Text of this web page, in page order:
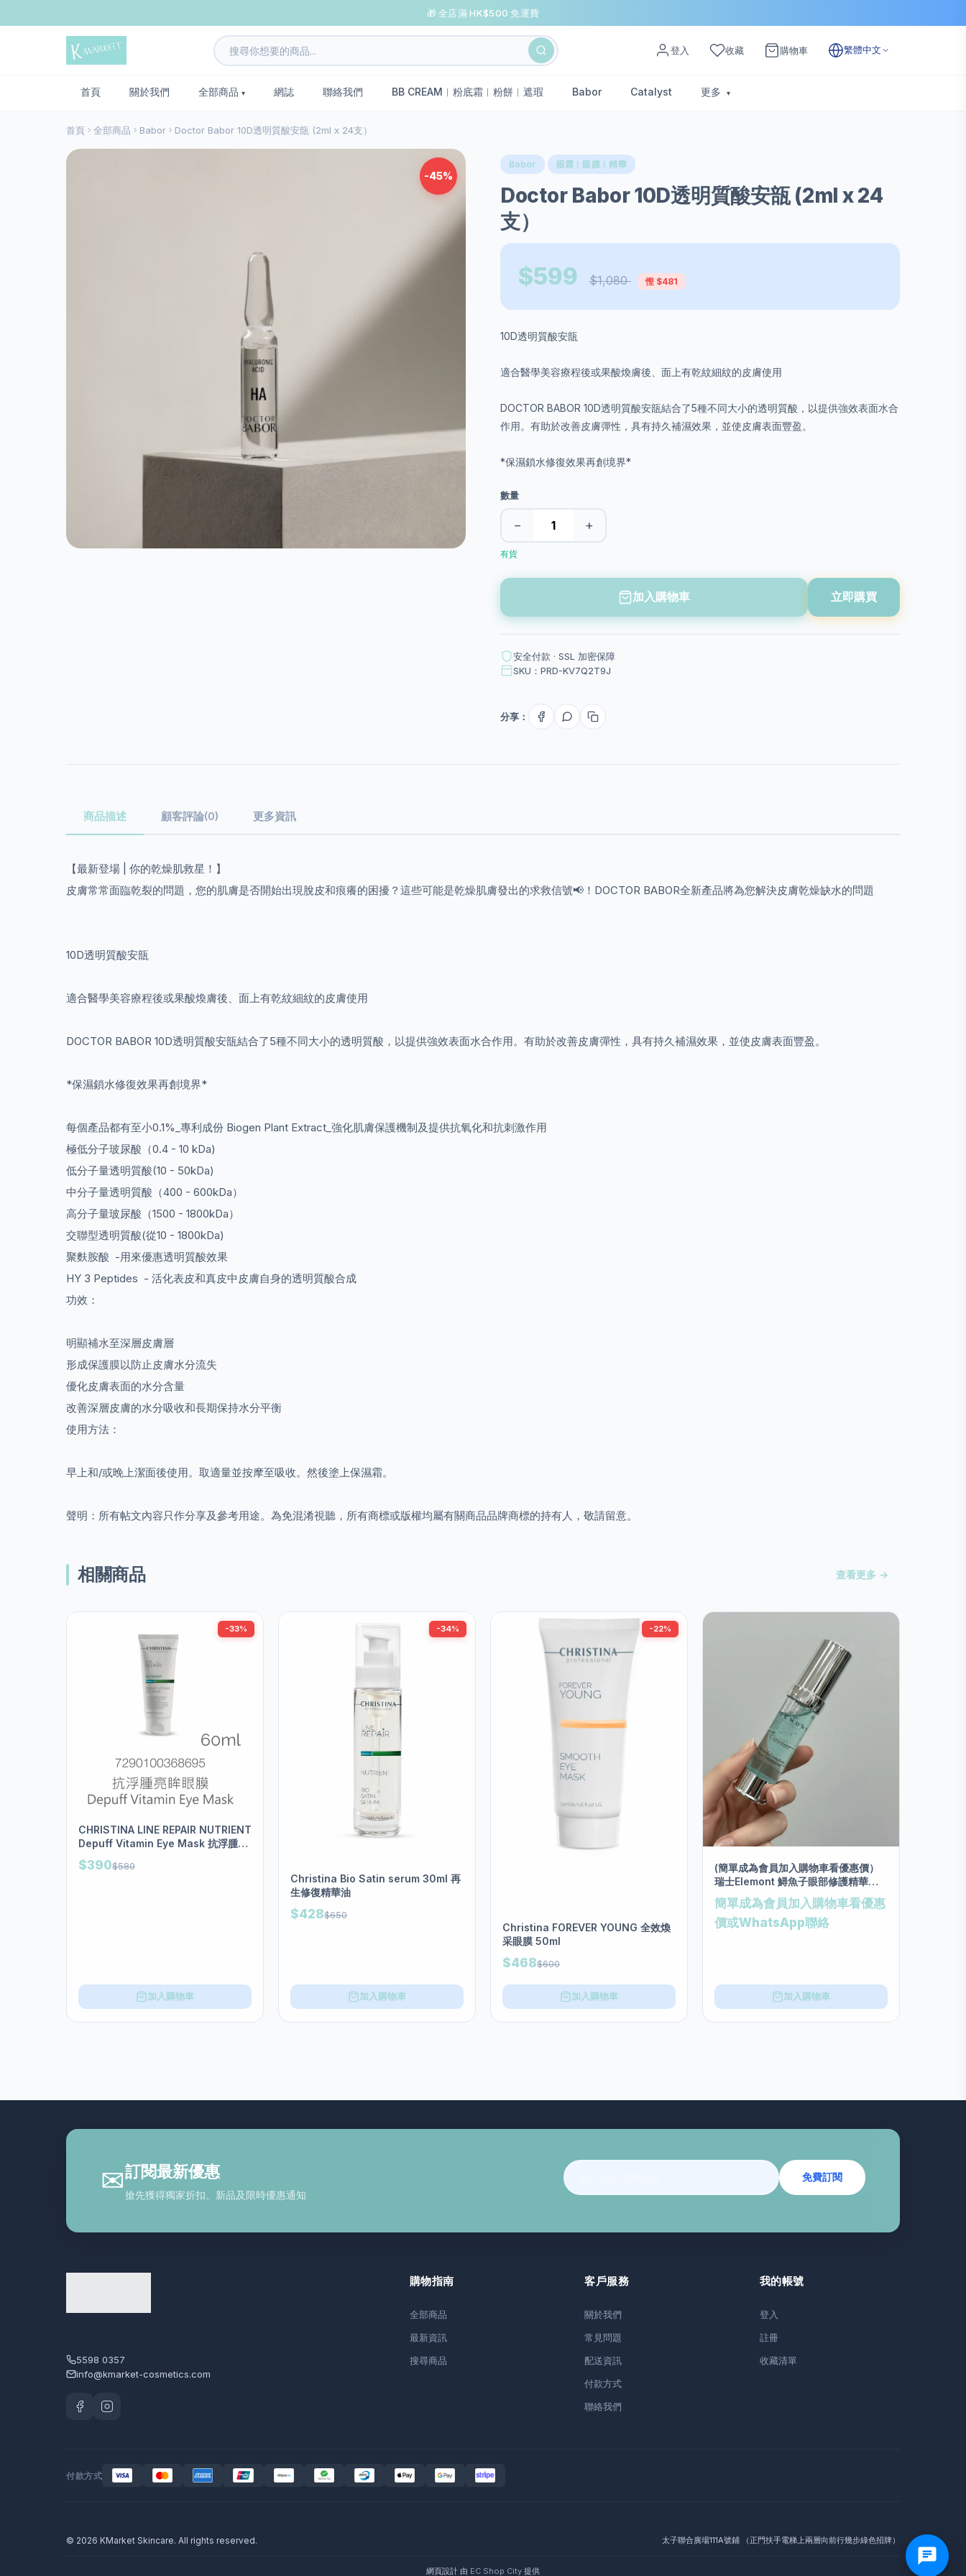
🎁 全店滿 HK$500 免運費
登入 收藏 購物車 繁體中文
首頁 關於我們 全部商品 網誌 聯絡我們 BB CREAM︱粉底霜︱粉餅︱遮瑕 Babor Catalyst 更多
首頁 全部商品 Babor Doctor Babor 10D透明質酸安瓿 (2ml x 24支）
-45%
Babor 眼霜︱眼膜︱精華
Doctor Babor 10D透明質酸安瓿 (2ml x 24
支）
$599 $1,080 慳 $481
10D透明質酸安瓿
適合醫學美容療程後或果酸煥膚後、面上有乾紋細紋的皮膚使用
DOCTOR BABOR 10D透明質酸安瓿結合了5種不同大小的透明質酸，以提供強效表面水合
作用。有助於改善皮膚彈性，具有持久補濕效果，並使皮膚表面豐盈。
*保濕鎖水修復效果再創境界*
數量
− +
有貨
加入購物車 立即購買
安全付款 · SSL 加密保障
SKU：PRD-KV7Q2T9J
分享：
商品描述 顧客評論(0) 更多資訊
【最新登場 | 你的乾燥肌救星！】
皮膚常常面臨乾裂的問題，您的肌膚是否開始出現脫皮和痕癢的困擾？這些可能是乾燥肌膚發出的求救信號📢！DOCTOR BABOR全新產品將為您解決皮膚乾燥缺水的問題
10D透明質酸安瓿
適合醫學美容療程後或果酸煥膚後、面上有乾紋細紋的皮膚使用
DOCTOR BABOR 10D透明質酸安瓿結合了5種不同大小的透明質酸，以提供強效表面水合作用。有助於改善皮膚彈性，具有持久補濕效果，並使皮膚表面豐盈。
*保濕鎖水修復效果再創境界*
每個產品都有至小0.1%_專利成份 Biogen Plant Extract_強化肌膚保護機制及提供抗氧化和抗刺激作用
極低分子玻尿酸（0.4 - 10 kDa)
低分子量透明質酸(10 - 50kDa)
中分子量透明質酸（400 - 600kDa）
高分子量玻尿酸（1500 - 1800kDa）
交聯型透明質酸(從10 - 1800kDa)
聚麩胺酸 -用來優惠透明質酸效果
HY 3 Peptides - 活化表皮和真皮中皮膚自身的透明質酸合成
功效：
明顯補水至深層皮膚層
形成保護膜以防止皮膚水分流失
優化皮膚表面的水分含量
改善深層皮膚的水分吸收和長期保持水分平衡
使用方法：
早上和/或晚上潔面後使用。取適量並按摩至吸收。然後塗上保濕霜。
聲明：所有帖文內容只作分享及參考用途。為免混淆視聽，所有商標或版權均屬有關商品品牌商標的持有人，敬請留意。
相關商品 查看更多 →
-33%
CHRISTINA LINE REPAIR NUTRIENT
Depuff Vitamin Eye Mask 抗浮腫亮
眸眼膜(60ml)
$390$580
加入購物車
-34%
Christina Bio Satin serum 30ml 再
生修復精華油
$428$650
加入購物車
-22%
Christina FOREVER YOUNG 全效煥
采眼膜 50ml
$468$600
加入購物車
(簡單成為會員加入購物車看優惠價）
瑞士Elemont 鱘魚子眼部修護精華
20ml
簡單成為會員加入購物車看優惠
價或WhatsApp聯絡
加入購物車
✉訂閱最新優惠
搶先獲得獨家折扣、新品及限時優惠通知
免費訂閱
5598 0357
info@kmarket-cosmetics.com
購物指南
全部商品
最新資訊
搜尋商品
客戶服務
關於我們
常見問題
配送資訊
付款方式
聯絡我們
我的帳號
登入
註冊
收藏清單
付款方式
© 2026 KMarket Skincare. All rights reserved. 太子聯合廣場111A號鋪 （正門扶手電梯上兩層向前行幾步綠色招牌）
網頁設計 由 EC Shop City 提供